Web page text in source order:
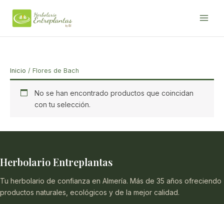
contenido
Inicio / Flores de Bach
No se han encontrado productos que coincidan
con tu selección.
Herbolario Entreplantas
Tu herbolario de confianza en Almería. Más de 35 años ofreciendo
productos naturales, ecológicos y de la mejor calidad.